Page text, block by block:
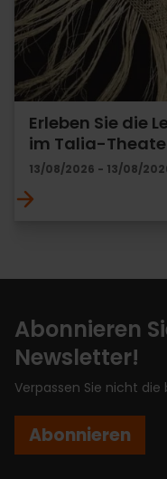
Erleben Sie die
im Talia-
13/08/2026 - 13/08/
Abonnieren
Newsletter!
Verpassen Sie nicht
Abonnieren